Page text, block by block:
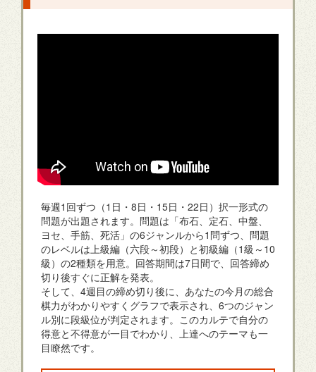
毎週1回ずつ（1日・8日・15日・22日）択一形式の
問題が出題されます。問題は「布石、定石、中盤、
ヨセ、手筋、死活」の6ジャンルから1問ずつ、問題
のレベルは上級編（六段～初段）と初級編（1級～10
級）の2種類を用意。回答期間は7日間で、回答締め
切り後すぐに正解を発表。
そして、4週目の締め切り後に、あなたの今月の総合
棋力がわかりやすくグラフで表示され、6つのジャン
ル別に段級位が判定されます。このカルテで自分の
得意と不得意が一目でわかり、上達へのテーマも一
目瞭然です。